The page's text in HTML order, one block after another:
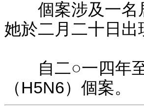
個案涉及一名居
她於二月二十日
自二○一四年至
（H5N6）個案。